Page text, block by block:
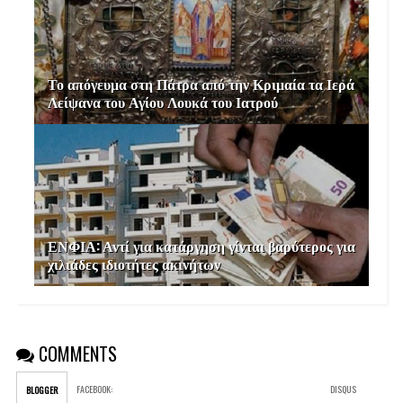
Το απόγευμα στη Πάτρα από την Κριμαία τα Ιερά
Λείψανα του Αγίου Λουκά του Ιατρού
ΕΝΦΙΑ: Αντί για κατάργηση γίνται βαρύτερος για
χιλιάδες ιδιοτήτες ακινήτων
COMMENTS
BLOGGER FACEBOOK: DISQUS